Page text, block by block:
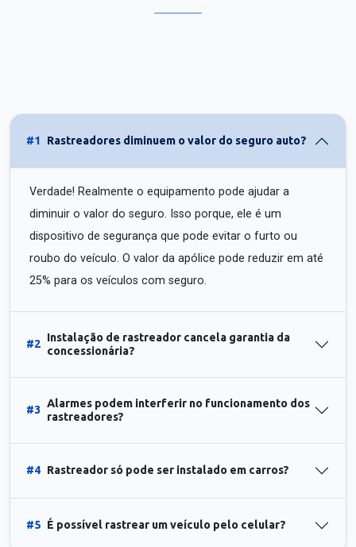
#1 Rastreadores diminuem o valor do seguro auto?
Verdade! Realmente o equipamento pode ajudar a
diminuir o valor do seguro. Isso porque, ele é um
dispositivo de segurança que pode evitar o furto ou
roubo do veículo. O valor da apólice pode reduzir em até
25% para os veículos com seguro.
#2
Instalação de rastreador cancela garantia da
concessionária?
#3
Alarmes podem interferir no funcionamento dos
rastreadores?
#4 Rastreador só pode ser instalado em carros?
#5 É possível rastrear um veículo pelo celular?